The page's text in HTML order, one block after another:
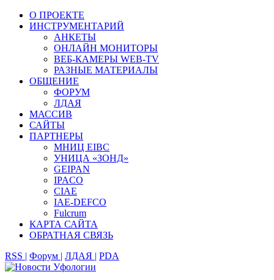
О ПРОЕКТЕ
ИНСТРУМЕНТАРИЙ
АНКЕТЫ
ОНЛАЙН МОНИТОРЫ
ВЕБ-КАМЕРЫ WEB-TV
РАЗНЫЕ МАТЕРИАЛЫ
ОБЩЕНИЕ
ФОРУМ
ЛДАЯ
МАССИВ
САЙТЫ
ПАРТНЕРЫ
МНИЦ EIBC
УНИЦА «ЗОНД»
GEIPAN
IPACO
CIAE
IAE-DEFCO
Fulcrum
КАРТА САЙТА
ОБРАТНАЯ СВЯЗЬ
RSS | Форум | ЛДАЯ | PDA